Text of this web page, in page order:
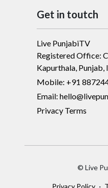
Get in toutch
Live PunjabiTV
Registered Office:
Kapurthala, Punjab,
Mobile: +91
Email:
Privacy Terms
© Live
·